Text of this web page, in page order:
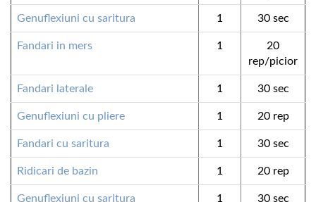
Genuflexiuni cu saritura 1 30 sec
Fandari in mers 1
20
rep/picior
Fandari laterale 1 30 sec
Genuflexiuni cu pliere 1 20 rep
Fandari cu saritura 1 30 sec
Ridicari de bazin 1 20 rep
Genuflexiuni cu saritura 1 30 sec